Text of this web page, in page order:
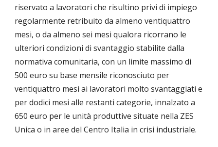
riservato a lavoratori che risultino privi di impiego
regolarmente retribuito da almeno ventiquattro
mesi, o da almeno sei mesi qualora ricorrano le
ulteriori condizioni di svantaggio stabilite dalla
normativa comunitaria, con un limite massimo di
500 euro su base mensile riconosciuto per
ventiquattro mesi ai lavoratori molto svantaggiati e
per dodici mesi alle restanti categorie, innalzato a
650 euro per le unità produttive situate nella ZES
Unica o in aree del Centro Italia in crisi industriale.